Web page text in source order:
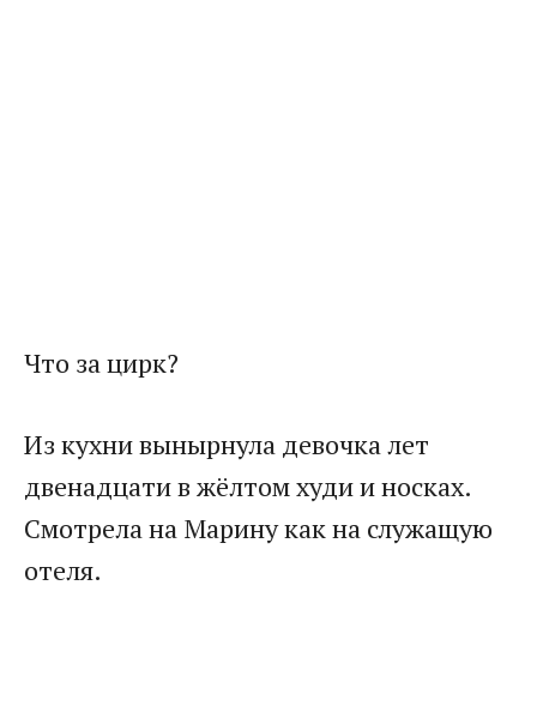
Что за цирк?
Из кухни вынырнула девочка лет
двенадцати в жёлтом худи и носках.
Смотрела на Марину как на служащую
отеля.